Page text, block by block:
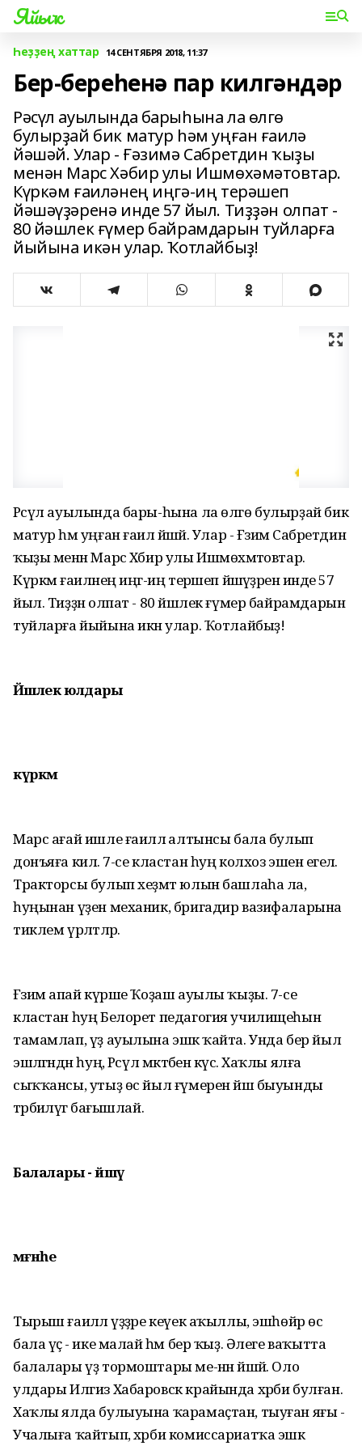
Яйыҡ
Һеҙҙең хаттар 14 СЕНТЯБРЯ 2018, 11:37
Бер-береһенә пар килгәндәр
Рәсүл ауылында барыһына ла өлгө
булырҙай бик матур һәм уңған ғаилә
йәшәй. Улар - Ғәзимә Сабретдин ҡыҙы
менән Марс Хәбир улы Ишмөхәмәтовтар.
Күркәм ғаиләнең иңгә-иң терәшеп
йәшәүҙәренә инде 57 йыл. Тиҙҙән олпат -
80 йәшлек ғүмер байрамдарын туйларға
йыйына икән улар. Ҡотлайбыҙ!
Рәсүл ауылында бары-һына ла өлгө булырҙай бик
матур һәм уңған ғаилә йәшәй. Улар - Ғәзимә Сабретдин
ҡыҙы менән Марс Хәбир улы Ишмөхәмәтовтар.
Күркәм ғаиләнең иңгә-иң терәшеп йәшәүҙәренә инде 57
йыл. Тиҙҙән олпат - 80 йәшлек ғүмер байрамдарын
туйларға йыйына икән улар. Ҡотлайбыҙ!
Йәшлек юлдары
күркәм
Марс ағай ишле ғаиләлә алтынсы бала булып
донъяға килә. 7-се кластан һуң колхоз эшенә егелә.
Тракторсы булып хеҙмәт юлын башлаһа ла,
һуңынан үҙен механик, бригадир вазифаларына
тиклем үрләтәләр.
Ғәзимә апай күрше Ҡоҙаш ауылы ҡыҙы. 7-се
кластан һуң Белорет педагогия училищеһын
тамамлап, үҙ ауылына эшкә ҡайта. Унда бер йыл
эшләгәндән һуң, Рәсүл мәктәбенә күсә. Хаҡлы ялға
сыҡҡансы, утыҙ өс йыл ғүмерен йәш быуынды
тәрбиәләүгә бағышлай.
Балалары - йәшәү
мәғәнәһе
Тырыш ғаиләлә үҙҙәре кеүек аҡыллы, эшһөйәр өс
бала үҫә - ике малай һәм бер ҡыҙ. Әлеге ваҡытта
балалары үҙ тормоштары ме-нән йәшәй. Оло
улдары Илгиз Хабаровск крайында хәрби булған.
Хаҡлы ялда булыуына ҡарамаҫтан, тыуған яғы -
Учалыға ҡайтып, хәрби комиссариатҡа эшкә